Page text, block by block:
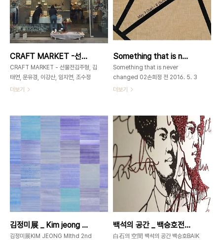
2016 sacré bleu _ 신성에 대한 의문
박이도는 파리에서 7년간 수학 후 귀국
하여 이제 막 3회 개인전을 가지는 신진
작가이다. 그는 파리에서 공부하던 시절
가짜 대리석 벽을 여러 군데 발견하게 되
는데, 그에 대해 의문을 ..
과 자아 정체성을 찾으려는 나의 노력인
것이다. 또한 전통과 기술의 혁명이라는
이분법은 나의 작품에서 합목적적으로
중재되고, 조화로운 공생 속에 함께 발현
을 주로 하고 있는 주경임 작가는 미국
유학 당시 컴퓨터 자수를 접하고 이를 작
품에 응용하여..
CRAFT MARKET -선물전 _ 2016_0510 ▶ 0630
CRAFT MARKET - 선물전김주형, 김
태연, 문유경, 이강산, 임지연, 조수정
+DAN-CHU, 백승호, 백승현 2016.
0585서울시 종로구 가회동60번지 김
주형 Kim Joohyung 경원대학교 섬유
미술과 및 동대학원 졸업Marangoni
의상예술학과 텍스타일디자인 졸업 개인
전 15회 (대구,서울,도쿄,밀란,런
던)Asia Network Beyond Design
외 국내외 단체전 다수경원대,덕성여대,
상명대,서울여대,충남대,홍익대 강사 역
임 현,디자인브랜드 MANO FINO 대표
김태연 Teayoun Kim 2015. cut,
트페어-산업관(신당창작아케이드), 코
엑스 A홀 2015...
더보기
Something that is never changed02 _ 손희정 _ 2016_0503 ▶ 0508
Something that is never
changed 02손희정 전 2016. 5. 3
~ 5. 8 가회동6002-3673-0585
더보기
김정미展 _ Kim jeong mi _ 2016_0414 ▶ 0420
김정미展KIM JEONG MIthd 2nd
백석의 공간 _ 백승호전 _ 2016_0401 ▶ 0412
白石의 空間 백석의 공간 백승호BAIK